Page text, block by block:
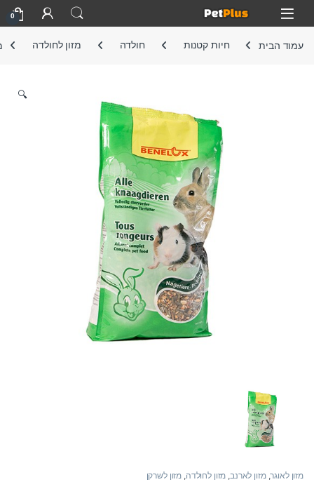
Skip to navigation
Skip to content
Open
0
עמוד הבית חיות קטנות חולדה מזון לחולדה
🔍
מזון לאוגר,מזון לארנב, מזון לחולדה, מזון לשרקן